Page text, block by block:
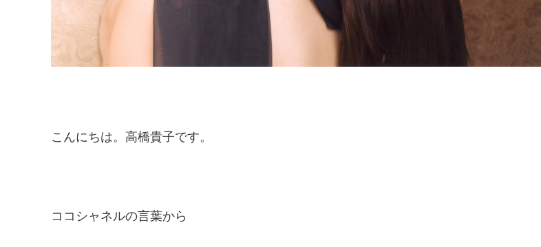
こんにちは。高橋貴子です。
ココシャネルの言葉から